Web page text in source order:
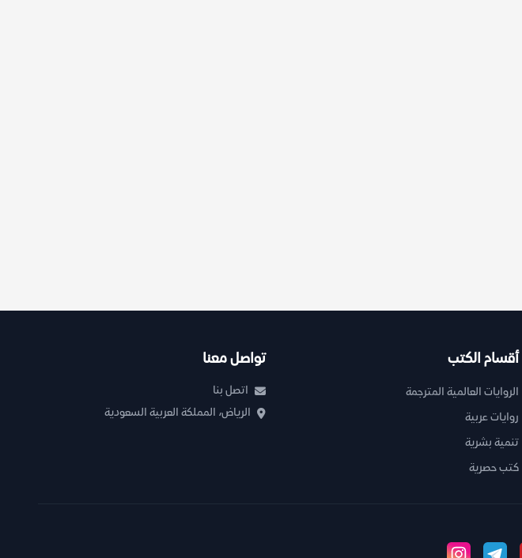
أقسام الكتب
الروايات العالمية المترجمة
روايات عربية
تنمية بشرية
كتب حصرية
تواصل معنا
اتصل بنا
الرياض، المملكة العربية السعودية